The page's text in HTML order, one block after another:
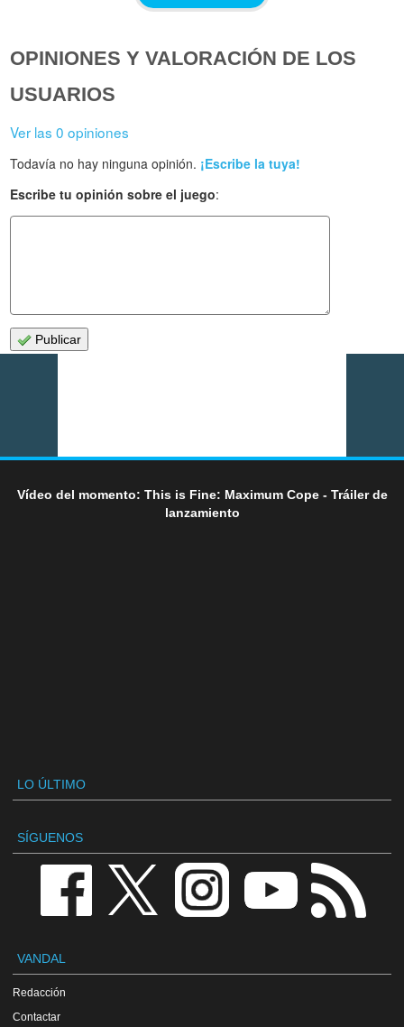
OPINIONES Y VALORACIÓN DE LOS
USUARIOS
Ver las 0 opiniones
Todavía no hay ninguna opinión. ¡Escribe la tuya!
Escribe tu opinión sobre el juego:
Publicar
Vídeo del momento: This is Fine: Maximum Cope - Tráiler de
lanzamiento
LO ÚLTIMO
SÍGUENOS
VANDAL
Redacción
Contactar